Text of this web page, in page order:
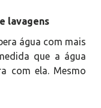
lavagens
água com mais
que a água
com ela. Mesmo